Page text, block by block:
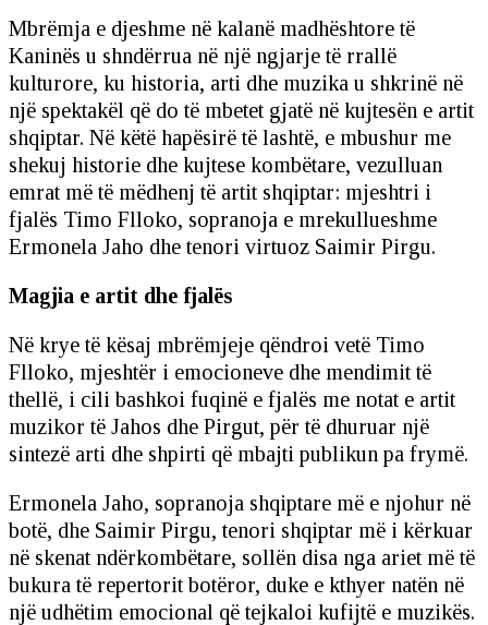
Mbrëmja e djeshme në kalanë madhështore të
Kaninës u shndërrua në një ngjarje të rrallë
kulturore, ku historia, arti dhe muzika u shkrinë në
një spektakël që do të mbetet gjatë në kujtesën e artit
shqiptar. Në këtë hapësirë të lashtë, e mbushur me
shekuj historie dhe kujtese kombëtare, vezulluan
emrat më të mëdhenj të artit shqiptar: mjeshtri i
fjalës Timo Flloko, sopranoja e mrekullueshme
Ermonela Jaho dhe tenori virtuoz Saimir Pirgu.
Magjia e artit dhe fjalës
Në krye të kësaj mbrëmjeje qëndroi vetë Timo
Flloko, mjeshtër i emocioneve dhe mendimit të
thellë, i cili bashkoi fuqinë e fjalës me notat e artit
muzikor të Jahos dhe Pirgut, për të dhuruar një
sintezë arti dhe shpirti që mbajti publikun pa frymë.
Ermonela Jaho, sopranoja shqiptare më e njohur në
botë, dhe Saimir Pirgu, tenori shqiptar më i kërkuar
në skenat ndërkombëtare, sollën disa nga ariet më të
bukura të repertorit botëror, duke e kthyer natën në
një udhëtim emocional që tejkaloi kufijtë e muzikës.